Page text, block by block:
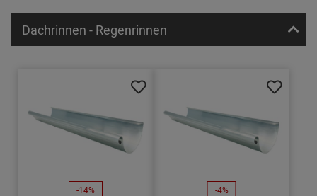
Dachrinnen - Regenrinnen
-14% -4%